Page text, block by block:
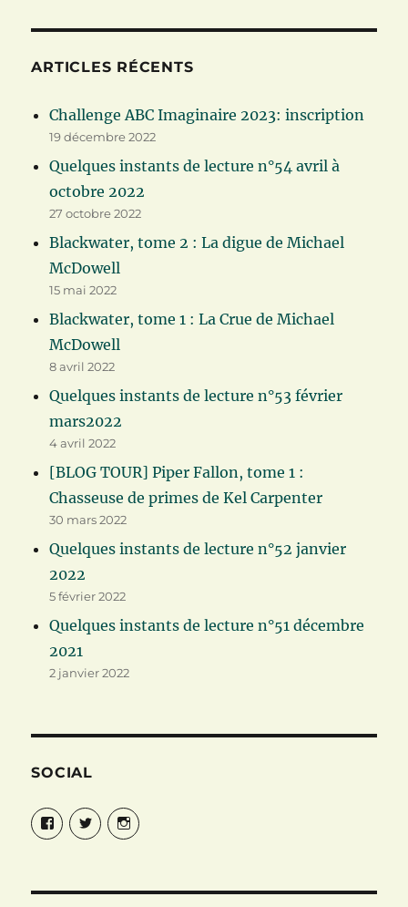
ARTICLES RÉCENTS
Challenge ABC Imaginaire 2023: inscription
19 décembre 2022
Quelques instants de lecture n°54 avril à
octobre 2022
27 octobre 2022
Blackwater, tome 2 : La digue de Michael
McDowell
15 mai 2022
Blackwater, tome 1 : La Crue de Michael
McDowell
8 avril 2022
Quelques instants de lecture n°53 février
mars2022
4 avril 2022
[BLOG TOUR] Piper Fallon, tome 1 :
Chasseuse de primes de Kel Carpenter
30 mars 2022
Quelques instants de lecture n°52 janvier
2022
5 février 2022
Quelques instants de lecture n°51 décembre
2021
2 janvier 2022
SOCIAL
FacebookTwitterInstagram